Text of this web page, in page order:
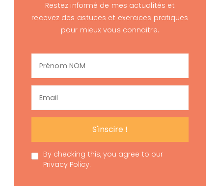
Restez informé de mes actualités et
recevez des astuces et exercices pratiques
pour mieux vous connaitre.
By checking this, you agree to our
Privacy Policy.